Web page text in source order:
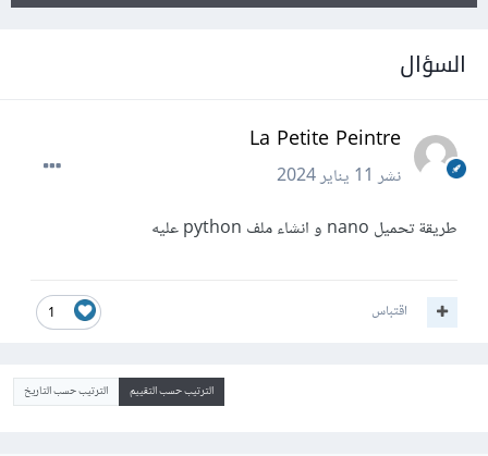
السؤال
La Petite Peintre
نشر11 يناير 2024
طريقة تحميل nano و انشاء ملف python عليه
1 اقتباس
الترتيب حسب التقييم الترتيب حسب التاريخ